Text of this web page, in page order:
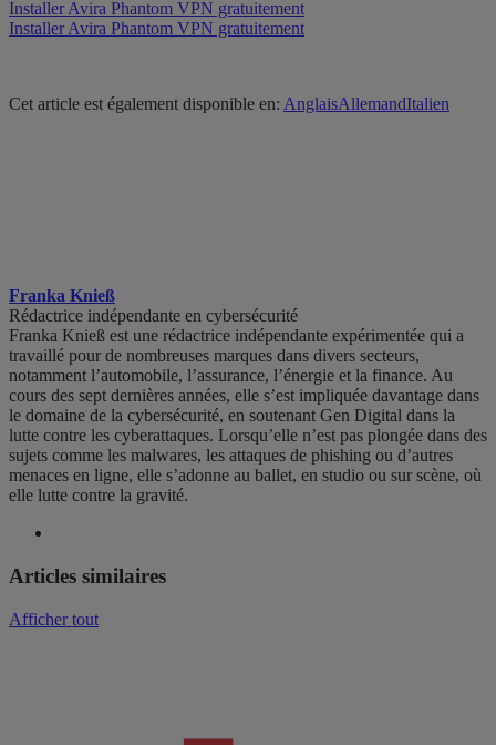
Installer Avira Phantom VPN gratuitement
Installer Avira Phantom VPN gratuitement
Cet article est également disponible en: AnglaisAllemandItalien
Franka Knieß
Rédactrice indépendante en cybersécurité
Franka Knieß est une rédactrice indépendante expérimentée qui a
travaillé pour de nombreuses marques dans divers secteurs,
notamment l’automobile, l’assurance, l’énergie et la finance. Au
cours des sept dernières années, elle s’est impliquée davantage dans
le domaine de la cybersécurité, en soutenant Gen Digital dans la
lutte contre les cyberattaques. Lorsqu’elle n’est pas plongée dans des
sujets comme les malwares, les attaques de phishing ou d’autres
menaces en ligne, elle s’adonne au ballet, en studio ou sur scène, où
elle lutte contre la gravité.
Articles similaires
Afficher tout